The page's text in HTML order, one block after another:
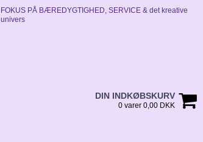
FOKUS PÅ BÆREDYGTIGHED, SERVICE & det kreative
univers
DIN INDKØBSKURV
0 varer 0,00 DKK